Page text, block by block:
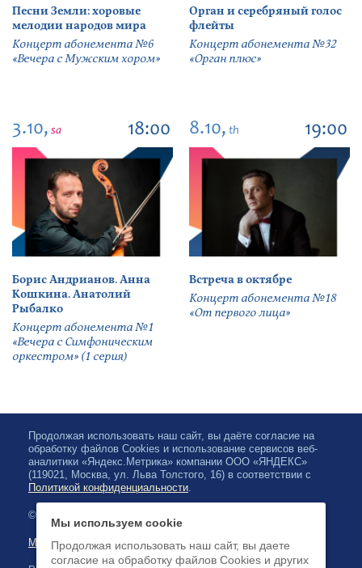
Песни Земли: хоровые
мелодии народов мира
Концерт абонемента №6
«Вечера с Мужским хором»
Орган и серебряный голос
флейты
Концерт абонемента №32
«Орган плюс»
3.10, sa 18:00
Борис Андрианов. Анна
Кошкина. Анатолий
Рыбалко
Концерт абонемента №1
«Вечера с Симфоническим
оркестром» (1 серия)
8.10, th 19:00
Встреча в октябре
Концерт абонемента №18
«От первого лица»
Продолжая использовать наш сайт, вы даёте согласие на
обработку файлов Cookies и использование сервисов веб-
аналитики «Яндекс.Метрика» компании ООО «ЯНДЕКС»
(119021, Москва, ул. Льва Толстого, 16) в соответствии с
Политикой конфиденциальности.
© 2026, Karelian State Philharmonic
Map of site
Мы используем cookie
Продолжая использовать наш сайт, вы даете
согласие на обработку файлов Cookies и других